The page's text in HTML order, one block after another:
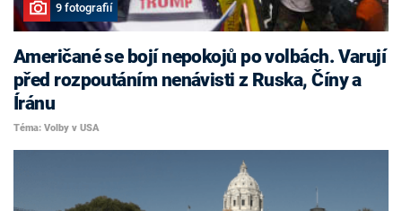
9 fotografií
Američané se bojí nepokojů po volbách. Varují
před rozpoutáním nenávisti z Ruska, Číny a
Íránu
Téma: Volby v USA